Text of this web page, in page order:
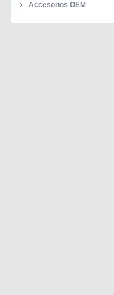
Accesorios OEM